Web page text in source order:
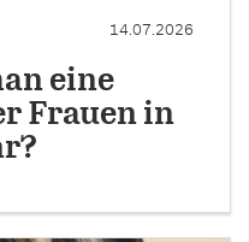
14.07.2026
eine
Frauen in